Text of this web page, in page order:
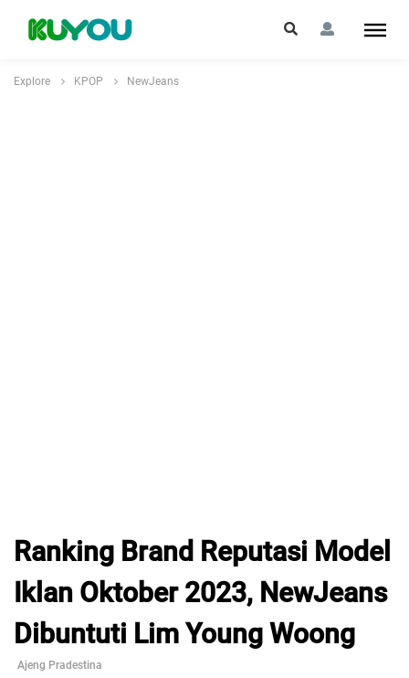
Explore KPOP NewJeans
Ranking Brand Reputasi Model
Iklan Oktober 2023, NewJeans
Dibuntuti Lim Young Woong
Ajeng Pradestina